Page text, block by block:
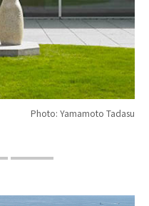
Photo: Yamamoto Tadasu
4